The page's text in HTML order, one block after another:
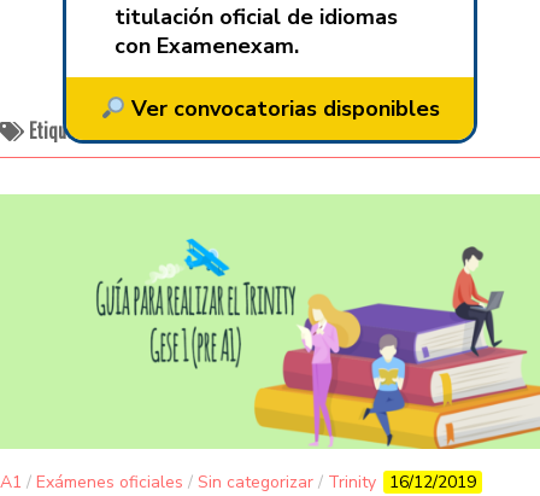
titulación oficial de idiomas
con Examenexam.
Ver convocatorias disponibles
Etiquetado:
A1 / Exámenes oficiales / Sin categorizar / Trinity 16/12/2019